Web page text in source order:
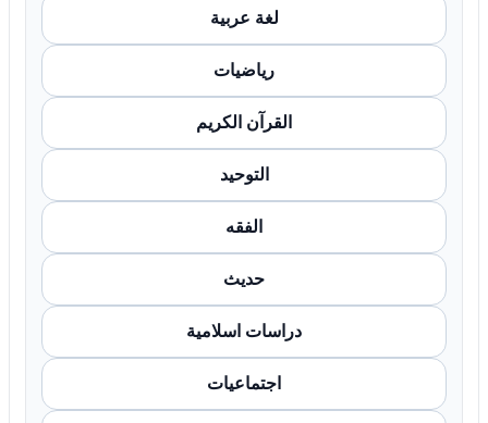
لغة عربية
رياضيات
القرآن الكريم
التوحيد
الفقه
حديث
دراسات اسلامية
اجتماعيات